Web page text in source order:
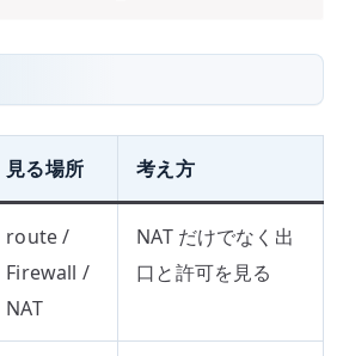
見る場所 考え方
route /
Firewall /
NAT
NAT だけでなく出
口と許可を見る